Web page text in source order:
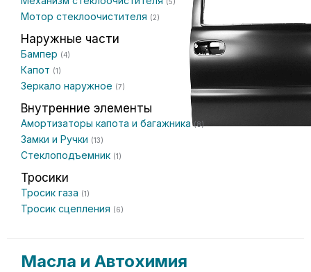
(5)
Мотор стеклоочистителя (2)
Наружные части
Бампер (4)
Капот (1)
Зеркало наружное (7)
Внутренние элементы
Амортизаторы капота и багажника(8)
Замки и Ручки (13)
Стеклоподъемник (1)
Тросики
Тросик газа (1)
Тросик сцепления (6)
Масла и Автохимия